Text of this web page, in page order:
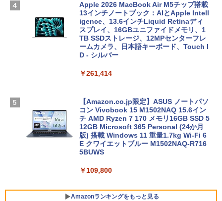
Apple 2026 MacBook Air M5チップ搭載
13インチノートブック：AIとApple Intell
igence、13.6インチLiquid Retinaディ
スプレイ、16GBユニファイドメモリ、1
TB SSDストレージ、12MPセンターフレ
ームカメラ、日本語キーボード、Touch I
D - シルバー
￥261,414
【Amazon.co.jp限定】ASUS ノートパソ
コン Vivobook 15 M1502NAQ 15.6イン
チ AMD Ryzen 7 170 メモリ16GB SSD 5
12GB Microsoft 365 Personal (24か月
版) 搭載 Windows 11 重量1.7kg Wi-Fi 6
E クワイエットブルー M1502NAQ-R716
5BUWS
￥109,800
Amazonランキングをもっと見る